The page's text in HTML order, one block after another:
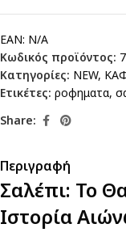
EAN: N/A
Κωδικός προϊόντος:
Κατηγορίες: NEW,
Ετικέτες: ροφηματα,
Share:
Περιγραφή
Σαλέπι: Το
Ιστορία